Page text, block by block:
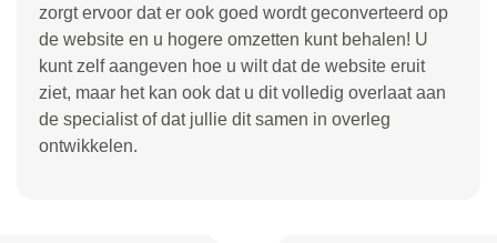
zorgt ervoor dat er ook goed wordt geconverteerd op
de website en u hogere omzetten kunt behalen! U
kunt zelf aangeven hoe u wilt dat de website eruit
ziet, maar het kan ook dat u dit volledig overlaat aan
de specialist of dat jullie dit samen in overleg
ontwikkelen.